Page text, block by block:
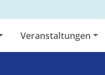
Veranstaltungen